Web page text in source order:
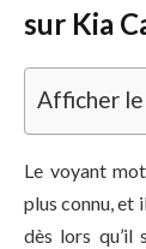
sur Kia
Afficher
Le voyant
plus connu, et
dès lors qu’il